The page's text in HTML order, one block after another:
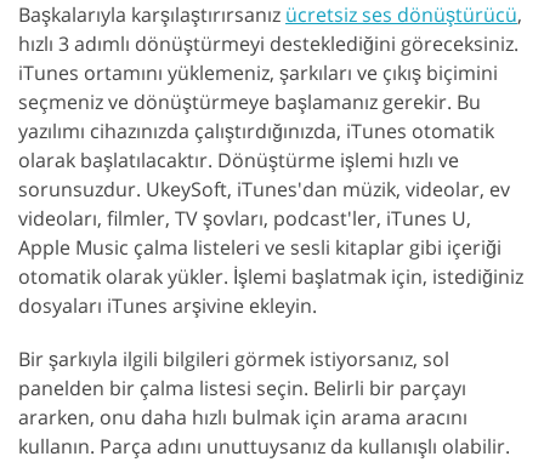
Başkalarıyla karşılaştırırsanız ücretsiz ses dönüştürücü,
hızlı 3 adımlı dönüştürmeyi desteklediğini göreceksiniz.
iTunes ortamını yüklemeniz, şarkıları ve çıkış biçimini
seçmeniz ve dönüştürmeye başlamanız gerekir. Bu
yazılımı cihazınızda çalıştırdığınızda, iTunes otomatik
olarak başlatılacaktır. Dönüştürme işlemi hızlı ve
sorunsuzdur. UkeySoft, iTunes'dan müzik, videolar, ev
videoları, filmler, TV şovları, podcast'ler, iTunes U,
Apple Music çalma listeleri ve sesli kitaplar gibi içeriği
otomatik olarak yükler. İşlemi başlatmak için, istediğiniz
dosyaları iTunes arşivine ekleyin.
Bir şarkıyla ilgili bilgileri görmek istiyorsanız, sol
panelden bir çalma listesi seçin. Belirli bir parçayı
ararken, onu daha hızlı bulmak için arama aracını
kullanın. Parça adını unuttuysanız da kullanışlı olabilir.